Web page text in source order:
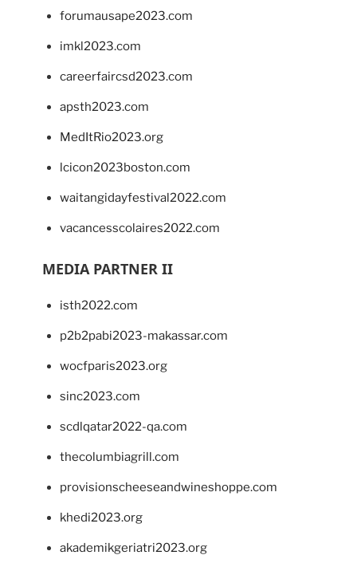
forumausape2023.com
imkl2023.com
careerfaircsd2023.com
apsth2023.com
MedItRio2023.org
lcicon2023boston.com
waitangidayfestival2022.com
vacancesscolaires2022.com
MEDIA PARTNER II
isth2022.com
p2b2pabi2023-makassar.com
wocfparis2023.org
sinc2023.com
scdlqatar2022-qa.com
thecolumbiagrill.com
provisionscheeseandwineshoppe.com
khedi2023.org
akademikgeriatri2023.org